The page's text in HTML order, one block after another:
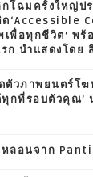
กโฉมครั้งใหญ่ป
‘Accessible
พื่อทุกชีวิต’ พร้
นำแสดงโดย
ดตัวภาพยนตร์โ
กที่รอบตัวคุณ’
หลอนจาก